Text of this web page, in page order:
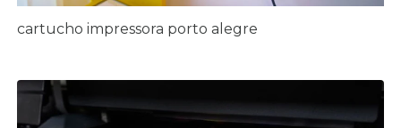
cartucho impressora porto alegre